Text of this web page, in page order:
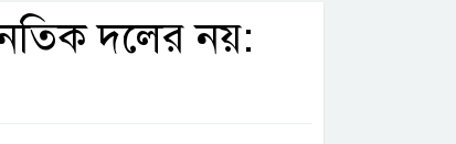
দলের নয়: